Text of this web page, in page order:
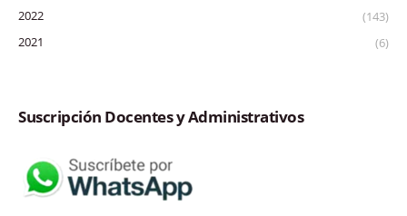
2022
(143)
2021
(6)
Suscripción Docentes y Administrativos